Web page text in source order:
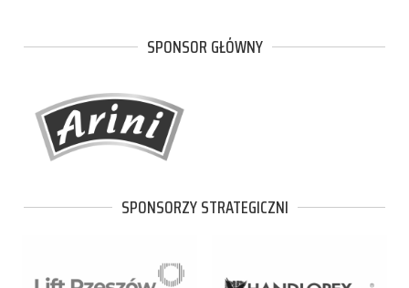
SPONSOR GŁÓWNY
SPONSORZY STRATEGICZNI